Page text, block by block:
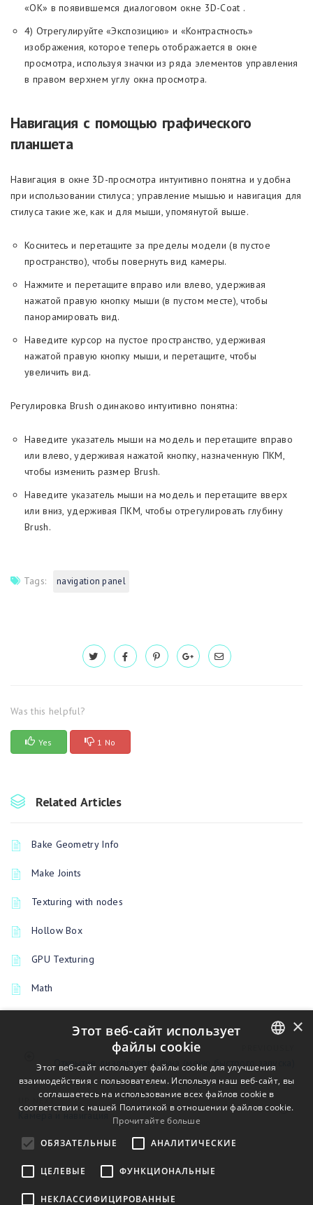
«ОК» в появившемся диалоговом окне 3D-Coat .
4) Отрегулируйте «Экспозицию» и «Контрастность»
изображения, которое теперь отображается в окне
просмотра, используя значки из ряда элементов управления
в правом верхнем углу окна просмотра.
Навигация с помощью графического
планшета
Навигация в окне 3D-просмотра интуитивно понятна и удобна
при использовании стилуса; управление мышью и навигация для
стилуса такие же, как и для мыши, упомянутой выше.
Коснитесь и перетащите за пределы модели (в пустое
пространство), чтобы повернуть вид камеры.
Нажмите и перетащите вправо или влево, удерживая
нажатой правую кнопку мыши (в пустом месте), чтобы
панорамировать вид.
Наведите курсор на пустое пространство, удерживая
нажатой правую кнопку мыши, и перетащите, чтобы
увеличить вид.
Регулировка Brush одинаково интуитивно понятна:
Наведите указатель мыши на модель и перетащите вправо
или влево, удерживая нажатой кнопку, назначенную ПКМ,
чтобы изменить размер Brush.
Наведите указатель мыши на модель и перетащите вверх
или вниз, удерживая ПКМ, чтобы отрегулировать глубину
Brush.
Tags: navigation panel
Was this helpful?
Yes 1 No
Related Articles
Bake Geometry Info
Make Joints
Texturing with nodes
Hollow Box
GPU Texturing
Math
Открытие диалогового окна (меню быстрого запуска)
UP NEXT
ENGLISH
BULGARIAN
CROATIAN
×
Этот веб-сайт использует
файлы cookie
Этот веб-сайт использует файлы cookie для улучшения
взаимодействия с пользователем. Используя наш веб-сайт, вы
соглашаетесь на использование всех файлов cookie в
соответствии с нашей Политикой в ​​отношении файлов cookie.
Прочитайте больше
ОБЯЗАТЕЛЬНЫЕ
АНАЛИТИЧЕСКИЕ
ЦЕЛЕВЫЕ ФУНКЦИОНАЛЬНЫЕ
НЕКЛАССИФИЦИРОВАННЫЕ